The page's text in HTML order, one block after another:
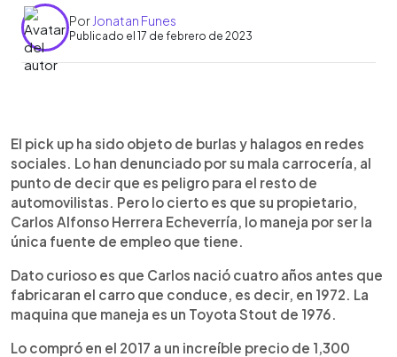
Por Jonatan Funes
Publicado el 17 de febrero de 2023
Escuchar artículo
El pick up ha sido objeto de burlas y halagos en redes
sociales. Lo han denunciado por su mala carrocería, al
punto de decir que es peligro para el resto de
automovilistas. Pero lo cierto es que su propietario,
Carlos Alfonso Herrera Echeverría, lo maneja por ser la
única fuente de empleo que tiene.
Dato curioso es que Carlos nació cuatro años antes que
fabricaran el carro que conduce, es decir, en 1972. La
maquina que maneja es un Toyota Stout de 1976.
Lo compró en el 2017 a un increíble precio de 1,300